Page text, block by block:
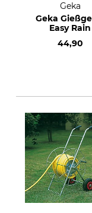
Geka
Geka
Easy Rain
44,90